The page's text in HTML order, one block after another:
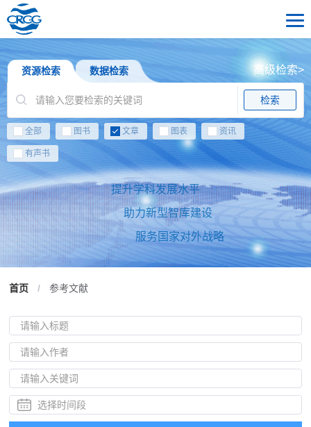
资源检索 数据检索
检索
高级检索>
全部 图书 文章 图表 资讯
有声书
提升学科发展水平
助力新型智库建设
服务国家对外战略
首页 / 参考文献